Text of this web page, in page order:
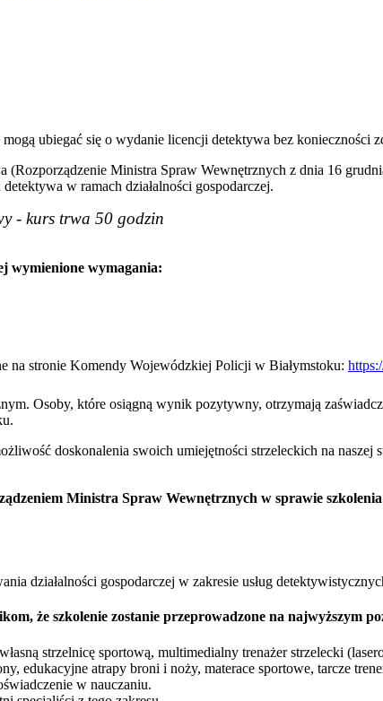
mogą ubiegać się o wydanie licencji detektywa bez
Ministra Spraw Wewnętrznych z dnia 16
w ramach działalności gospodarczej.
- kurs trwa 50 godzin
wymienione wymagania:
na stronie Komendy Wojewódzkiej Policji w Białymstoku:
Osoby, które osiągną wynik pozytywny, otrzymają
doskonalenia swoich umiejętności strzeleckich na
Ministra Spraw Wewnętrznych w sprawie
działalności gospodarczej w zakresie usług
że szkolenie zostanie przeprowadzone na najwyższym
strzelnicę sportową, multimedialny trenażer strzelecki
edukacyjne atrapy broni i noży, materace sportowe, tarcze
w nauczaniu.